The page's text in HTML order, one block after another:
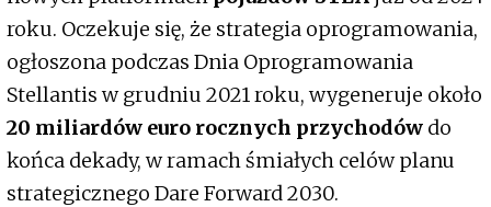
roku. Oczekuje się, że strategia oprogramowania,
ogłoszona podczas Dnia Oprogramowania
Stellantis w grudniu 2021 roku, wygeneruje około
20 miliardów euro rocznych przychodów do
końca dekady, w ramach śmiałych celów planu
strategicznego Dare Forward 2030.